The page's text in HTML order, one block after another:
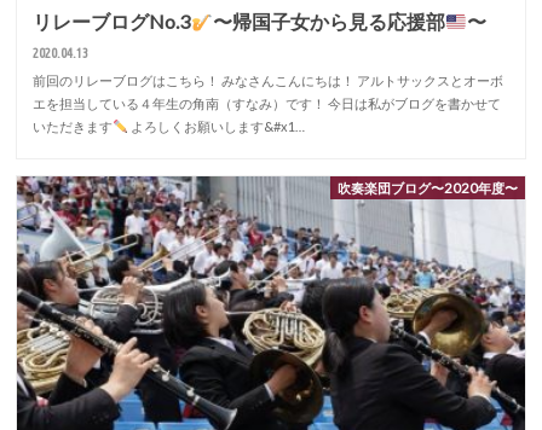
リレーブログNo.3 〜帰国子女から見る応援部 〜
2020.04.13
前回のリレーブログはこちら！ みなさんこんにちは！ アルトサックスとオーボ
エを担当している４年生の角南（すなみ）です！ 今日は私がブログを書かせて
いただきます
よろしくお願いします&#x1…
吹奏楽団ブログ〜2020年度〜